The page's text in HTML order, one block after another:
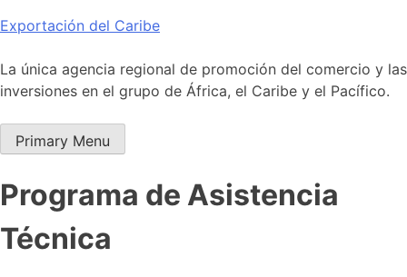
Skip
content
Exportación del Caribe
La única agencia regional de promoción del comercio y las
inversiones en el grupo de África, el Caribe y el Pacífico.
Primary Menu
Programa de Asistencia
Técnica